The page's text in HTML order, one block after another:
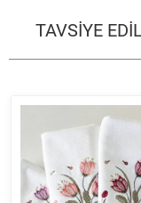
TAVSİYE